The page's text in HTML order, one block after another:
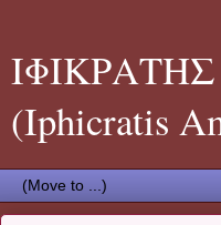
(Iphicratis